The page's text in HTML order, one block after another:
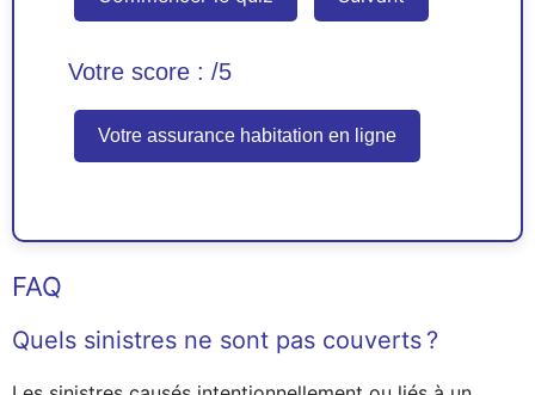
Votre score : /5
Votre assurance habitation en ligne
FAQ
Quels sinistres ne sont pas couverts ?